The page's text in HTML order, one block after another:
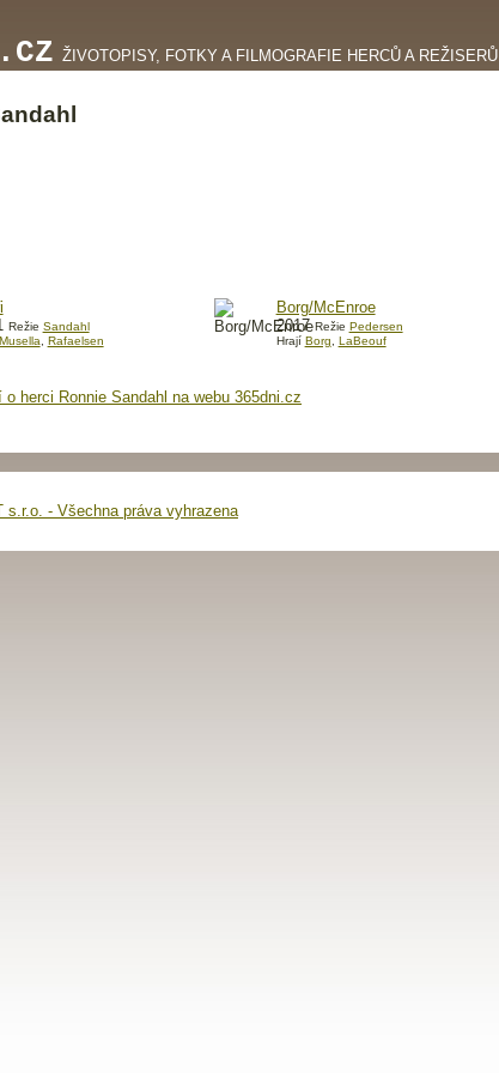
ŽIVOTOPISY, FOTKY A FILMOGRAFIE HERCŮ A REŽISERŮ
Režie Sandahl
Musella Rafaelsen
Borg/McEnroe
2017Režie Pedersen
Hrají Borg LaBeouf
herci Ronnie Sandahl na webu 365dni.cz
s.r.o. - Všechna práva vyhrazena